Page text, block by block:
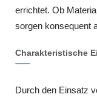
errichtet. Ob
sorgen konsequent
Charakteristische
Durch den Einsatz